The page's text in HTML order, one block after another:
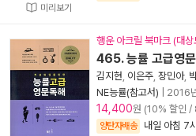
미리보기
행운 아크릴 북마크 (대
465. 능률 고급영
김지현 이은주 장민아,
NE능률(참고서)
2016
14,400원 (10% 할인 /
양탄자배송 내일 아침 7시